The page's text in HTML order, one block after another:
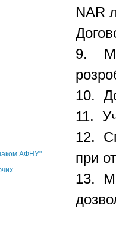
АФНУ"
NAR
9.
10.
11.
12.
при
13.